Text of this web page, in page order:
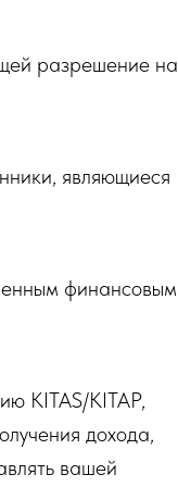
разрешение на
являющиеся
финансовым
KITAS/KITAP,
дохода,
вашей